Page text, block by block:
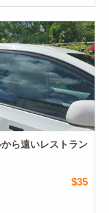
ら遠いレストラン
$35